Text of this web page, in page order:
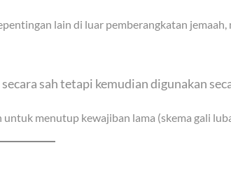
lain di luar pemberangkatan
sah tetapi kemudian digunakan
menutup kewajiban lama (skema gali